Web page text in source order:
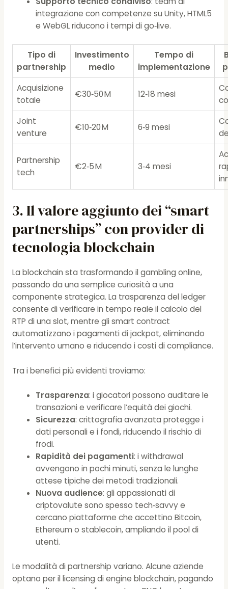
integrazione con competenze su Unity, HTML5
e WebGL riducono i tempi di go‑live.
Tipo di
partnership
Investimento
medio
Tempo di
implementazione
Acquisizione
totale
€30‑50 M 12‑18 mesi
Joint
venture
€10‑20 M 6‑9 mesi
Partnership
tech
€2‑5 M 3‑4 mesi
3. Il valore aggiunto dei “smart
partnerships” con provider di
tecnologia blockchain
La blockchain sta trasformando il gambling online,
passando da una semplice curiosità a una
componente strategica. La trasparenza del ledger
consente di verificare in tempo reale il calcolo del
RTP di una slot, mentre gli smart contract
automatizzano i pagamenti di jackpot, eliminando
l’intervento umano e riducendo i costi di compliance.
Tra i benefici più evidenti troviamo:
Trasparenza: i giocatori possono auditare le
transazioni e verificare l’equità dei giochi.
Sicurezza: crittografia avanzata protegge i
dati personali e i fondi, riducendo il rischio di
frodi.
Rapidità dei pagamenti: i withdrawal
avvengono in pochi minuti, senza le lunghe
attese tipiche dei metodi tradizionali.
Nuova audience: gli appassionati di
criptovalute sono spesso tech‑savvy e
cercano piattaforme che accettino Bitcoin,
Ethereum o stablecoin, ampliando il pool di
utenti.
Le modalità di partnership variano. Alcune aziende
optano per il licensing di engine blockchain, pagando